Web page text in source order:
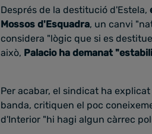
Després de la destitució d'Estela,
Mossos d'Esquadra, un canvi
considera "lògic que si es
això, Palacio ha demanat
Per acabar, el sindicat ha
banda, critiquen el poc
d'Interior "hi hagi algun càrrec